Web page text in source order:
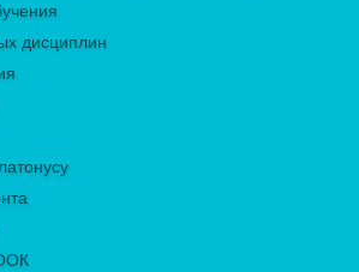
дисциплин